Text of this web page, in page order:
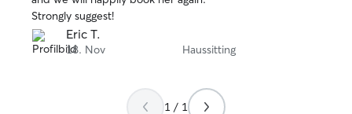
Strongly suggest!
Eric T.
18. Nov Haussitting
1 / 1